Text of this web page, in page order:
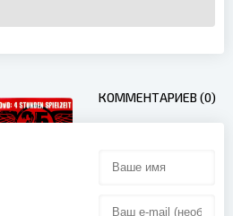
КОММЕНТАРИЕВ (0)